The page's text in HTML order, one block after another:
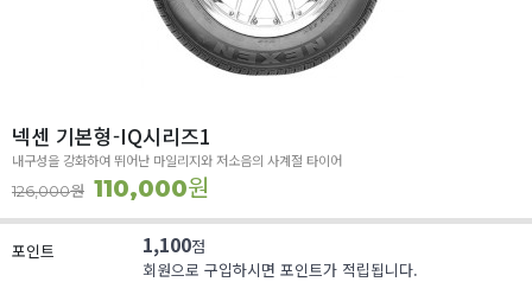
넥센 기본형-IQ시리즈1
내구성을 강화하여 뛰어난 마일리지와 저소음의 사계절 타이어
126,000원 110,000원
포인트 1,100점
회원으로 구입하시면 포인트가 적립됩니다.